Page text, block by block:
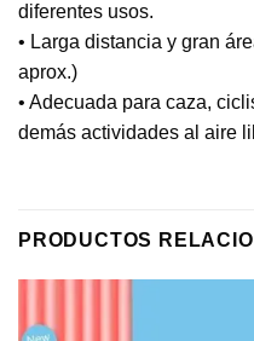
diferentes usos.
• Larga distancia y gran
aprox.)
• Adecuada para caza,
demás actividades al aire
PRODUCTOS